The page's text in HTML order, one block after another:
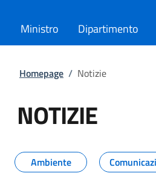
Ministro Dipartimento
Homepage / Notizie
NOTIZIE
Tutti i contenuti
Ambiente